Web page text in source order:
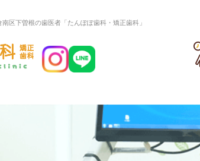
区下曽根の歯医者「たんぽぽ歯科・矯正歯科」